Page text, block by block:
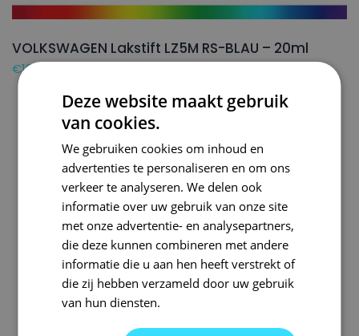
VOLKSWAGEN Lakstift LZ5M RS-BLAU – 20ml
€16,50
Deze website maakt gebruik
van cookies.
We gebruiken cookies om inhoud en
advertenties te personaliseren en om ons
verkeer te analyseren. We delen ook
informatie over uw gebruik van onze site
met onze advertentie- en analysepartners,
die deze kunnen combineren met andere
informatie die u aan hen heeft verstrekt of
die zij hebben verzameld door uw gebruik
van hun diensten.